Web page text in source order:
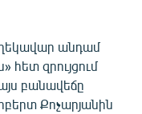
ղեկավար անդամ
հետ զրույցում
բանավեճը
Քոչարյանին